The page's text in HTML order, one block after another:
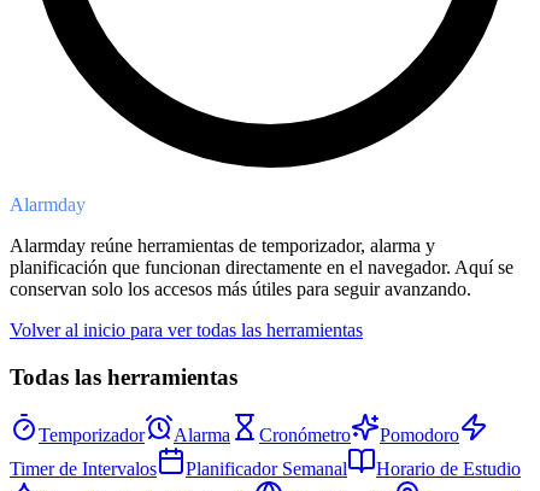
Alarmday
Alarmday reúne herramientas de temporizador, alarma y
planificación que funcionan directamente en el navegador. Aquí se
conservan solo los accesos más útiles para seguir avanzando.
Volver al inicio para ver todas las herramientas
Todas las herramientas
Temporizador Alarma Cronómetro
Pomodoro
Timer de Intervalos
Planificador Semanal
Horario de Estudio